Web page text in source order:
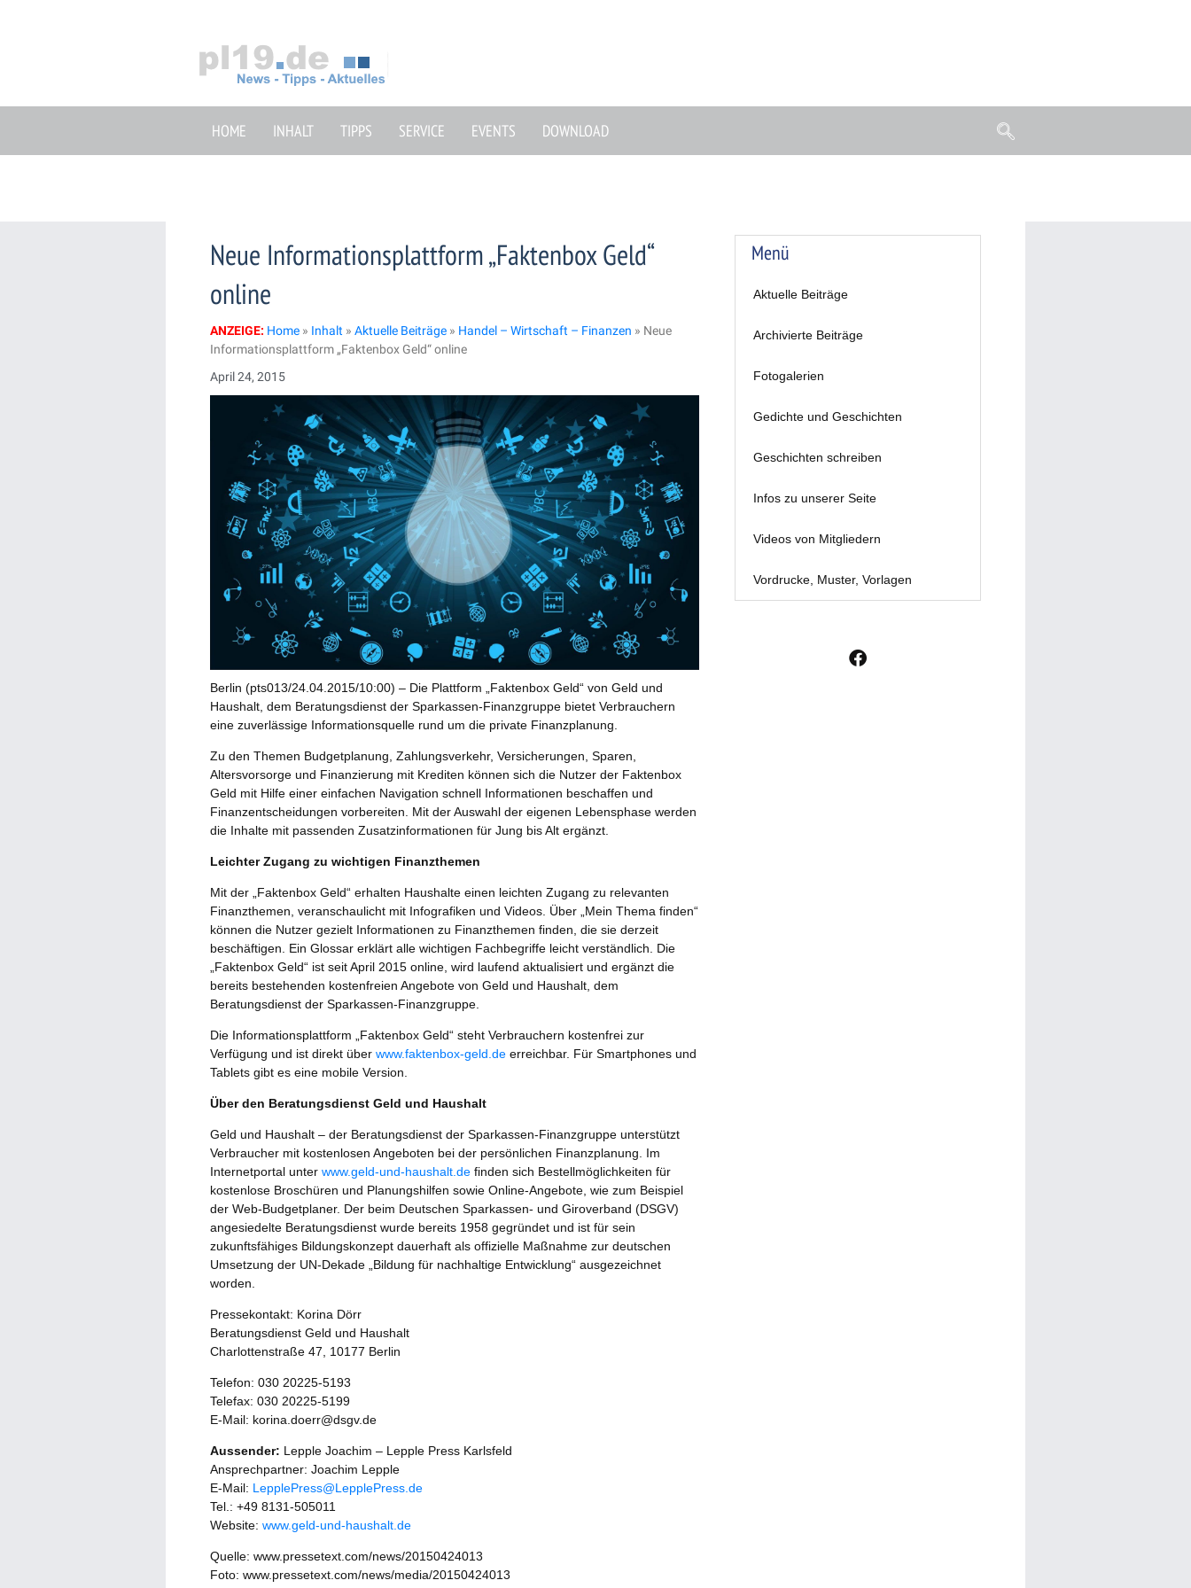
HOME INHALT TIPPS SERVICE EVENTS DOWNLOAD
Neue Informationsplattform „Faktenbox Geld“
online
ANZEIGE: Home » Inhalt » Aktuelle Beiträge » Handel – Wirtschaft – Finanzen » Neue
Informationsplattform „Faktenbox Geld“ online
April 24, 2015
Berlin (pts013/24.04.2015/10:00) – Die Plattform „Faktenbox Geld“ von Geld und
Haushalt, dem Beratungsdienst der Sparkassen-Finanzgruppe bietet Verbrauchern
eine zuverlässige Informationsquelle rund um die private Finanzplanung.
Zu den Themen Budgetplanung, Zahlungsverkehr, Versicherungen, Sparen,
Altersvorsorge und Finanzierung mit Krediten können sich die Nutzer der Faktenbox
Geld mit Hilfe einer einfachen Navigation schnell Informationen beschaffen und
Finanzentscheidungen vorbereiten. Mit der Auswahl der eigenen Lebensphase werden
die Inhalte mit passenden Zusatzinformationen für Jung bis Alt ergänzt.
Leichter Zugang zu wichtigen Finanzthemen
Mit der „Faktenbox Geld“ erhalten Haushalte einen leichten Zugang zu relevanten
Finanzthemen, veranschaulicht mit Infografiken und Videos. Über „Mein Thema finden“
können die Nutzer gezielt Informationen zu Finanzthemen finden, die sie derzeit
beschäftigen. Ein Glossar erklärt alle wichtigen Fachbegriffe leicht verständlich. Die
„Faktenbox Geld“ ist seit April 2015 online, wird laufend aktualisiert und ergänzt die
bereits bestehenden kostenfreien Angebote von Geld und Haushalt, dem
Beratungsdienst der Sparkassen-Finanzgruppe.
Die Informationsplattform „Faktenbox Geld“ steht Verbrauchern kostenfrei zur
Verfügung und ist direkt über www.faktenbox-geld.de erreichbar. Für Smartphones und
Tablets gibt es eine mobile Version.
Über den Beratungsdienst Geld und Haushalt
Geld und Haushalt – der Beratungsdienst der Sparkassen-Finanzgruppe unterstützt
Verbraucher mit kostenlosen Angeboten bei der persönlichen Finanzplanung. Im
Internetportal unter www.geld-und-haushalt.de finden sich Bestellmöglichkeiten für
kostenlose Broschüren und Planungshilfen sowie Online-Angebote, wie zum Beispiel
der Web-Budgetplaner. Der beim Deutschen Sparkassen- und Giroverband (DSGV)
angesiedelte Beratungsdienst wurde bereits 1958 gegründet und ist für sein
zukunftsfähiges Bildungskonzept dauerhaft als offizielle Maßnahme zur deutschen
Umsetzung der UN-Dekade „Bildung für nachhaltige Entwicklung“ ausgezeichnet
worden.
Pressekontakt: Korina Dörr
Beratungsdienst Geld und Haushalt
Charlottenstraße 47, 10177 Berlin
Telefon: 030 20225-5193
Telefax: 030 20225-5199
E-Mail: korina.doerr@dsgv.de
Aussender: Lepple Joachim – Lepple Press Karlsfeld
Ansprechpartner: Joachim Lepple
E-Mail: LepplePress@LepplePress.de
Tel.: +49 8131-505011
Website: www.geld-und-haushalt.de
Quelle: www.pressetext.com/news/20150424013
Foto: www.pressetext.com/news/media/20150424013
Menü
Aktuelle Beiträge
Archivierte Beiträge
Fotogalerien
Gedichte und Geschichten
Geschichten schreiben
Infos zu unserer Seite
Videos von Mitgliedern
Vordrucke, Muster, Vorlagen
F
a